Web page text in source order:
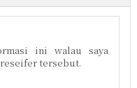
ini walau saya
tersebut.